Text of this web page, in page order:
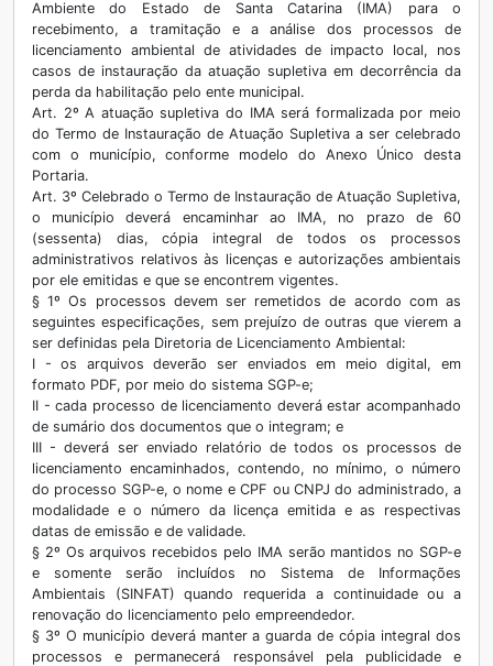
Ambiente do Estado de Santa Catarina (IMA) para o
recebimento, a tramitação e a análise dos processos de
licenciamento ambiental de atividades de impacto local, nos
casos de instauração da atuação supletiva em decorrência da
perda da habilitação pelo ente municipal.
Art. 2º A atuação supletiva do IMA será formalizada por meio
do Termo de Instauração de Atuação Supletiva a ser celebrado
com o município, conforme modelo do Anexo Único desta
Portaria.
Art. 3º Celebrado o Termo de Instauração de Atuação Supletiva,
o município deverá encaminhar ao IMA, no prazo de 60
(sessenta) dias, cópia integral de todos os processos
administrativos relativos às licenças e autorizações ambientais
por ele emitidas e que se encontrem vigentes.
§ 1º Os processos devem ser remetidos de acordo com as
seguintes especificações, sem prejuízo de outras que vierem a
ser definidas pela Diretoria de Licenciamento Ambiental:
I - os arquivos deverão ser enviados em meio digital, em
formato PDF, por meio do sistema SGP-e;
II - cada processo de licenciamento deverá estar acompanhado
de sumário dos documentos que o integram; e
III - deverá ser enviado relatório de todos os processos de
licenciamento encaminhados, contendo, no mínimo, o número
do processo SGP-e, o nome e CPF ou CNPJ do administrado, a
modalidade e o número da licença emitida e as respectivas
datas de emissão e de validade.
§ 2º Os arquivos recebidos pelo IMA serão mantidos no SGP-e
e somente serão incluídos no Sistema de Informações
Ambientais (SINFAT) quando requerida a continuidade ou a
renovação do licenciamento pelo empreendedor.
§ 3º O município deverá manter a guarda de cópia integral dos
processos e permanecerá responsável pela publicidade e